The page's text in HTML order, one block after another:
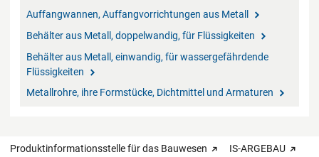
Auffangwannen, Auffangvorrichtungen aus Metall
Behälter aus Metall, doppelwandig, für Flüssigkeiten
Behälter aus Metall, einwandig, für wassergefährdende
Flüssigkeiten
Metallrohre, ihre Formstücke, Dichtmittel und Armaturen
Produktinformationsstelle für das Bauwesen IS-ARGEBAU